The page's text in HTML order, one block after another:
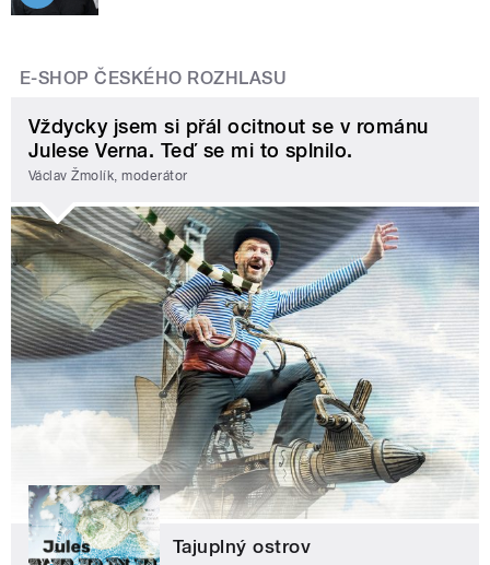
E-SHOP ČESKÉHO ROZHLASU
Vždycky jsem si přál ocitnout se v románu
Julese Verna. Teď se mi to splnilo.
Václav Žmolík, moderátor
Tajuplný ostrov